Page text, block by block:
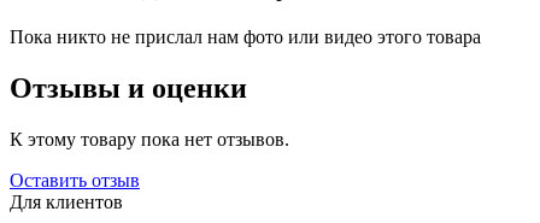
Пока никто не прислал нам фото или видео этого товара
Отзывы и оценки
К этому товару пока нет отзывов.
Оставить отзыв
Для клиентов